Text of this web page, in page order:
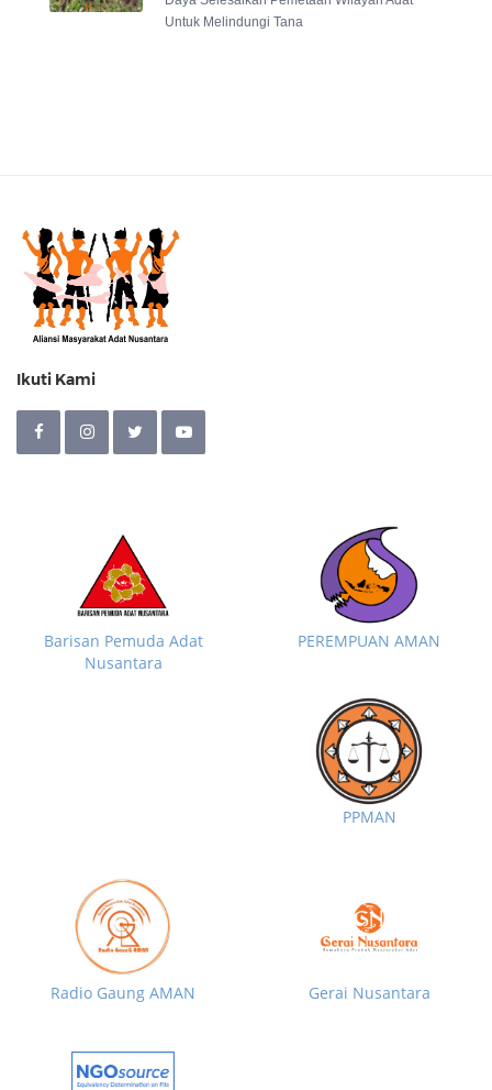
Untuk Melindungi Tana
Ikuti Kami
Barisan Pemuda Adat
Nusantara
PEREMPUAN AMAN
PPMAN
Radio Gaung AMAN Gerai Nusantara